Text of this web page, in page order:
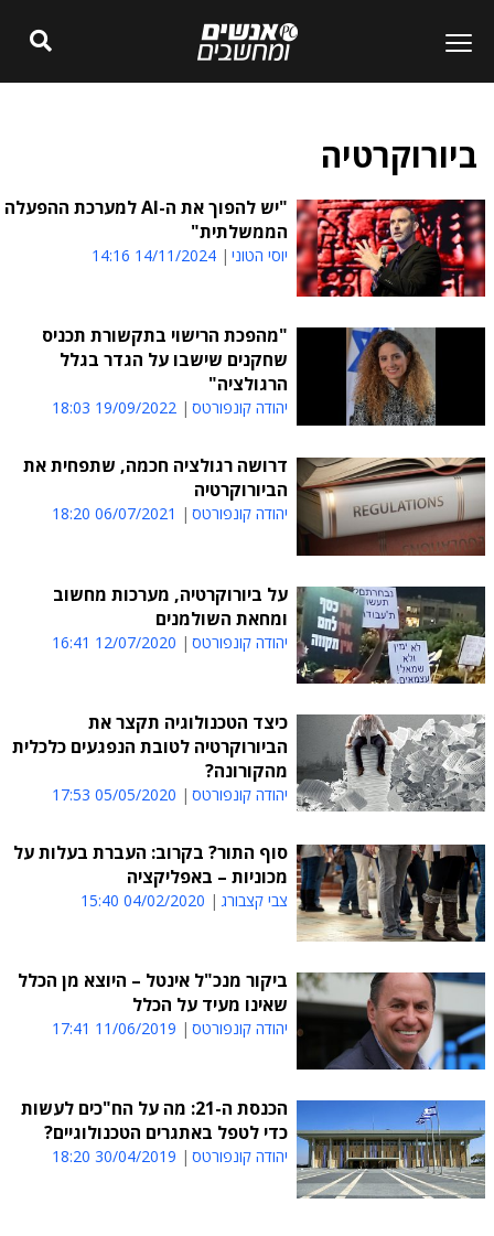
ביורוקרטיה
"יש להפוך את ה-AI למערכת ההפעלה
הממשלתית"
יוסי הטוני 14/11/2024 14:16
"מהפכת הרישוי בתקשורת תכניס
שחקנים שישבו על הגדר בגלל
הרגולציה"
יהודה קונפורטס 19/09/2022 18:03
דרושה רגולציה חכמה, שתפחית את
הביורוקרטיה
יהודה קונפורטס 06/07/2021 18:20
על ביורוקרטיה, מערכות מחשוב
ומחאת השולמנים
יהודה קונפורטס 12/07/2020 16:41
כיצד הטכנולוגיה תקצר את
הביורוקרטיה לטובת הנפגעים כלכלית
מהקורונה?
יהודה קונפורטס 05/05/2020 17:53
סוף התור? בקרוב: העברת בעלות על
מכוניות – באפליקציה
צבי קצבורג 04/02/2020 15:40
ביקור מנכ"ל אינטל – היוצא מן הכלל
שאינו מעיד על הכלל
יהודה קונפורטס 11/06/2019 17:41
הכנסת ה-21: מה על הח"כים לעשות
כדי לטפל באתגרים הטכנולוגיים?
יהודה קונפורטס 30/04/2019 18:20